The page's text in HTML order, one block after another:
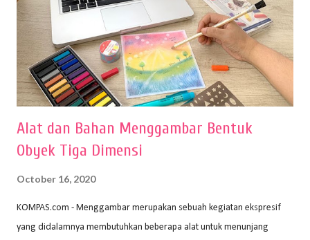
Alat dan Bahan Menggambar Bentuk
Obyek Tiga Dimensi
October 16, 2020
KOMPAS.com - Menggambar merupakan sebuah kegiatan ekspresif
yang didalamnya membutuhkan beberapa alat untuk menunjang